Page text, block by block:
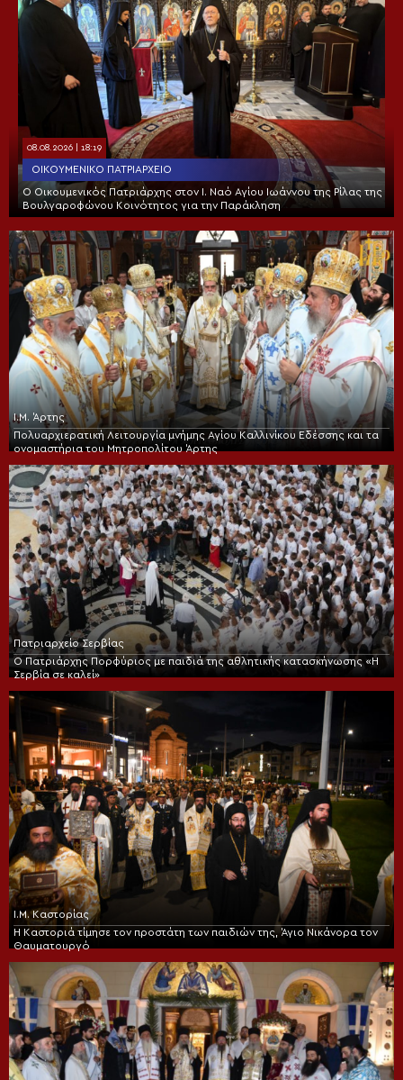
08.08.2026 | 18:19
ΟΙΚΟΥΜΕΝΙΚΌ ΠΑΤΡΙΑΡΧΕΊΟ
Ο Οικουμενικός Πατριάρχης στον I. Ναό Αγίου Ιωάννου της Ρίλας της
Βουλγαροφώνου Κοινότητος για την Παράκληση
Ι.Μ. Άρτης
Πολυαρχιερατική Λειτουργία μνήμης Αγίου Καλλινίκου Εδέσσης και τα
ονομαστήρια του Μητροπολίτου Άρτης
Πατριαρχείο Σερβίας
Ο Πατριάρχης Πορφύριος με παιδιά της αθλητικής κατασκήνωσης «Η
Σερβία σε καλεί»
Ι.Μ. Καστορίας
Η Καστοριά τίμησε τον προστάτη των παιδιών της, Άγιο Νικάνορα τον
Θαυματουργό